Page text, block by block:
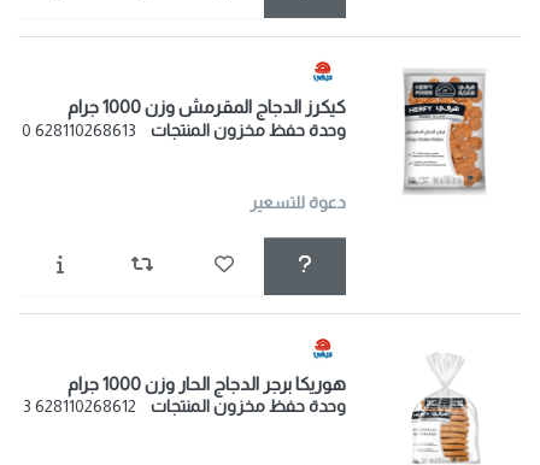
كيكرز الدجاج المقرمش وزن 1000 جرام
وحدة حفظ مخزون المنتجات 628110268613 0
دعوة للتسعير
هوريكا برجر الدجاج الحار وزن 1000 جرام
وحدة حفظ مخزون المنتجات 628110268612 3